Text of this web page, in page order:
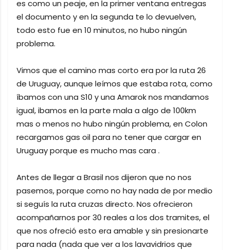
es como un peaje, en la primer ventana entregas
el documento y en la segunda te lo devuelven,
todo esto fue en 10 minutos, no hubo ningún
problema.
Vimos que el camino mas corto era por la ruta 26
de Uruguay, aunque leímos que estaba rota, como
íbamos con una S10 y una Amarok nos mandamos
igual, ibamos en la parte mala a algo de 100km
mas o menos no hubo ningún problema, en Colon
recargamos gas oil para no tener que cargar en
Uruguay porque es mucho mas cara .
Antes de llegar a Brasil nos dijeron que no nos
pasemos, porque como no hay nada de por medio
si seguís la ruta cruzas directo. Nos ofrecieron
acompañarnos por 30 reales a los dos tramites, el
que nos ofreció esto era amable y sin presionarte
para nada (nada que ver a los lavavidrios que